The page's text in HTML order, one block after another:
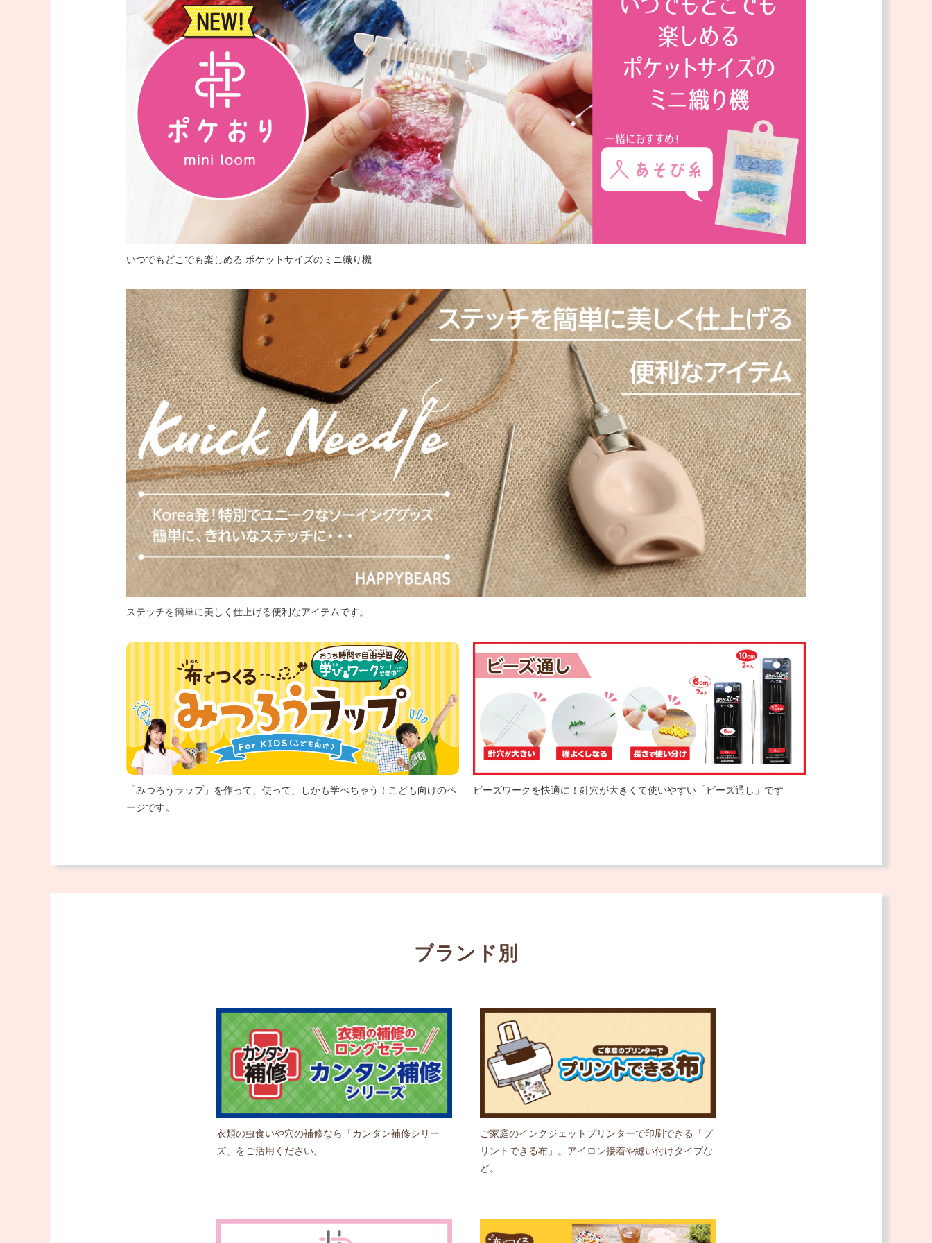
いつでもどこでも楽しめる ポケットサイズのミニ織り機
ステッチを簡単に美しく仕上げる便利なアイテムです。
「みつろうラップ」を作って、使って、しかも学べちゃう！こども向けのペ
ージです。
ビーズワークを快適に！針穴が大きくて使いやすい「ビーズ通し」です
ブランド別
衣類の虫食いや穴の補修なら「カンタン補修シリー
ズ」をご活用ください。
ご家庭のインクジェットプリンターで印刷できる「プ
リントできる布」。アイロン接着や縫い付けタイプな
ど。